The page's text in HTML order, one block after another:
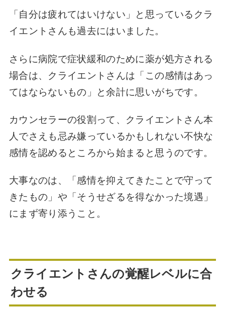
「自分は疲れてはいけない」と思っているクラ
イエントさんも過去にはいました。
さらに病院で症状緩和のために薬が処方される
場合は、クライエントさんは「この感情はあっ
てはならないもの」と余計に思いがちです。
カウンセラーの役割って、クライエントさん本
人でさえも忌み嫌っているかもしれない不快な
感情を認めるところから始まると思うのです。
大事なのは、「感情を抑えてきたことで守って
きたもの」や「そうせざるを得なかった境遇」
にまず寄り添うこと。
クライエントさんの覚醒レベルに合
わせる